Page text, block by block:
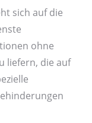
sich auf die
ohne
liefern, die auf